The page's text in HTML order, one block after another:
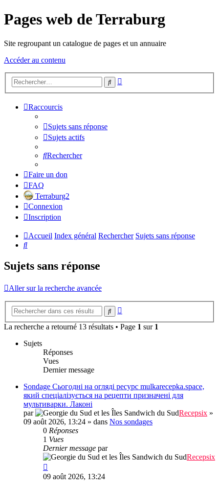
Pages web de Terraburg
Site regroupant un catalogue de pages et un annuaire
Accéder au contenu
Rechercher
Raccourcis
Sujets sans réponse
Sujets actifs
Rechercher
Faire un don
FAQ
Terraburg2
Connexion
Inscription
Accueil Index général Rechercher Sujets sans réponse
Rechercher
Sujets sans réponse
Aller sur la recherche avancée
Rechercher
La recherche a retourné 13 résultats • Page 1 sur 1
Sujets
Réponses
Vues
Dernier message
Sondage Сьогодні на огляді ресурс mulkarecepka.space,
який спеціалізується на рецепти призначені для
мультиварки. Лаконі
par
Recepsix »
09 août 2026, 13:24 » dans Nos sondages
0 Réponses
1 Vues
Dernier message par
Recepsix
09 août 2026, 13:24